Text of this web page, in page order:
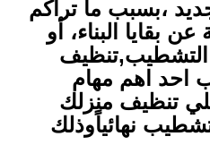
،بسبب ما تراكم
بقايا البناء، أو
التشطيب,تنظيف
احد اهم مهام
تنظيف منزلك
نهائياًوذلك